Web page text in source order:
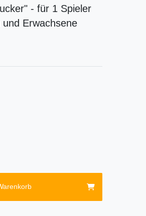
- für 1 Spieler
Erwachsene